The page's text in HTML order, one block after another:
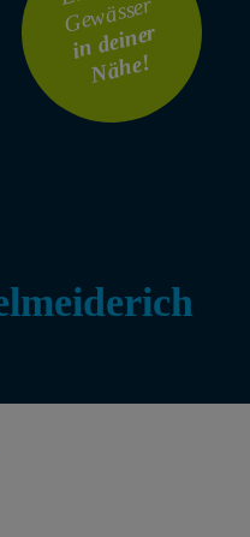
Gewässer
i
n
dei
ner
N
ä
he!